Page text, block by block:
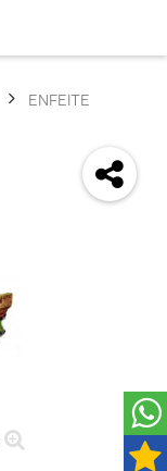
ENFEITE